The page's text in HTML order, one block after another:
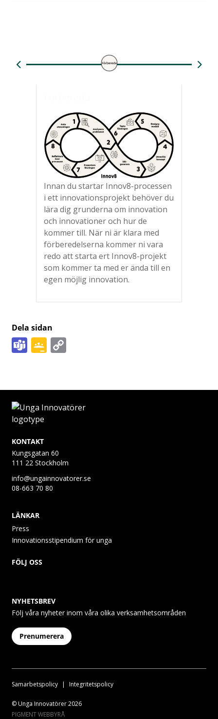
Innan du startar Innov8-processen
i ett innovationsprojekt behöver du
lära dig grunderna om innovation
och innovationer och hur de
kommer till. När ni är klara med
förberedelserna kommer ni vara
redo att starta ert Innov8-projekt
som kommer ta med er ända till en
egen möjlig innovation.
Dela sidan
TeamsGoogle
KONTAKT
Kungsgatan 60
111 22 Stockholm
info@ungainnovatorer.se
08-663 70 80
LÄNKAR
Press
Innovationsstipendium för unga
FÖLJ OSS
NYHETSBREV
Följ våra nyheter inom våra olika verksamhetsområden
Prenumerera
© Unga Innovatörer 2026
PIGMENT WEBBYRÅ
Samarbetspolicy Integritetspolicy